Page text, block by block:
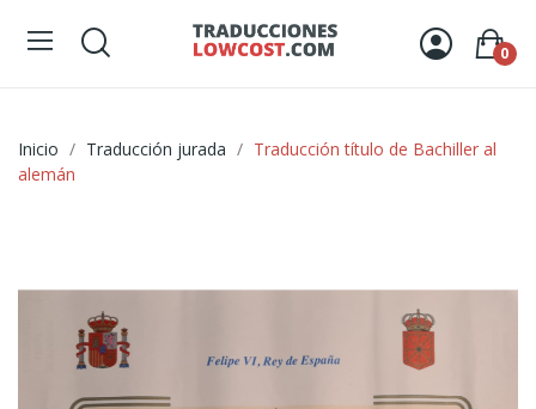
0
Inicio Traducción jurada
Traducción título de Bachiller al
alemán